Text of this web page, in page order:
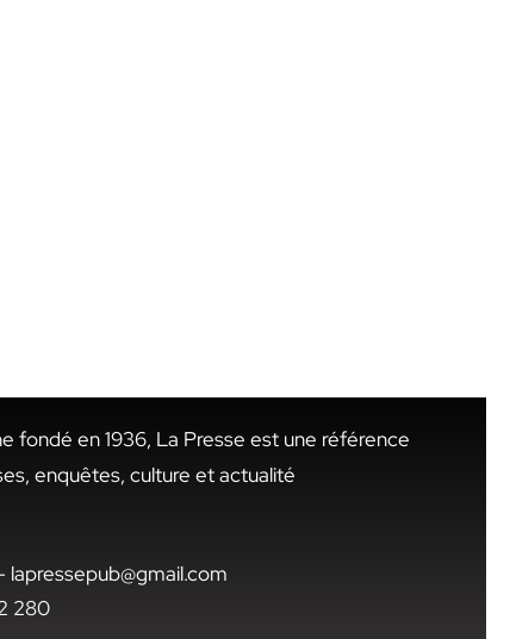
fondé en 1936, La Presse est une référence
enquêtes, culture et actualité
lapressepub@gmail.com
280